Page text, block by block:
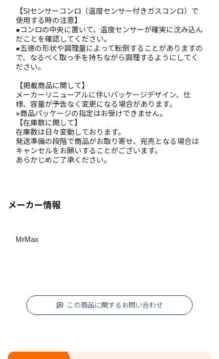
【SIセンサーコンロ（温度センサー付きガスコンロ）で
使用する時の注意】
●コンロの中央に置いて、温度センサーが確実に沈み込ん
だことを確認してください。
●五徳の形状や調理量によって転倒することがありますの
で、なるべく取っ手を持ちながら調理するようにしてく
ださい。
【掲載商品に関して】
メーカーリニューアルに伴いパッケージデザイン、仕
様、容量が予告なく変更になる場合があります。
※商品パッケージの指定はお受けできません。
【在庫数に関して】
在庫数は日々変動しております。
発送準備の段階で商品がお取り寄せ、完売となる場合は
キャンセルをお願いすることがございます。
あらかじめご了承ください。
メーカー情報
MrMax
この商品に関するお問い合わせ